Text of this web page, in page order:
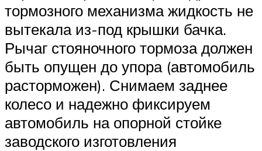
тормозного механизма жид­кость не
вытекала из-под крышки бачка.
Рычаг стояночного тормоза должен
быть опущен до упора (авто­мобиль
расторможен). Снимаем заднее
колесо и надежно фиксируем
автомобиль на опорной стойке
заводского изготовления